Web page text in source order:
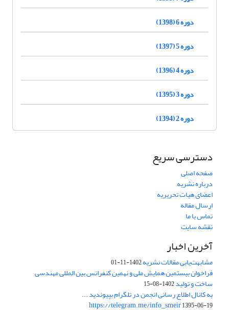
دوره 6 (1398)
دوره 5 (1397)
دوره 4 (1396)
دوره 3 (1395)
دوره 2 (1394)
دسترسی سریع
صفحه اصلی
درباره نشریه
اعضای هیات تحریریه
ارسال مقاله
تماس با ما
نقشه سایت
آخرین اخبار
مشابهت‌یابی مقالات نشریه1402-11-01
فراخوان بیستمین همایش ملی و نهمین کنفرانس بین المللی مهندسی
ساخت و تولید1402-08-15
به کانال اطلاع رسانی انجمن در تلگرام بپیوندید ...
https://telegram.me/info_smeir1395-06-19